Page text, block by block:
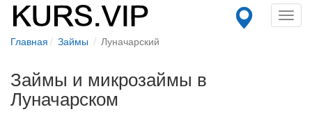
Главная Займы Луначарский
Займы и микрозаймы в
Луначарском